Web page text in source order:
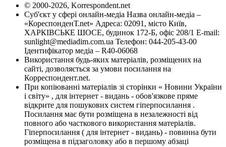
© 2000-2026, Korrespondent.net
Суб'єкт у сфері онлайн-медіа Назва онлайн-медіа –
«КореспонденТ.net» Адреса: 02091, місто Київ,
ХАРКІВСЬКЕ ШОСЕ, будинок 172-Б, офіс 208/1 E-mail:
sunlight@mediadim.com.ua Телефон: 044-205-43-00
Ідентифікатор медіа – R40-06068
Використання будь-яких матеріалів, розміщених на
сайті, дозволяється за умови посилання на
Корреспондент.net.
При копіюванні матеріалів зі сторінки « Новини України
і світу» , для інтернет - видань - обов'язкове пряме
відкрите для пошукових систем гіперпосилання .
Посилання має бути розміщена в незалежності від
повного або часткового використання матеріалів.
Гіперпосилання ( для інтернет - видань) - повинна бути
розміщена в підзаголовку або в першому абзаці